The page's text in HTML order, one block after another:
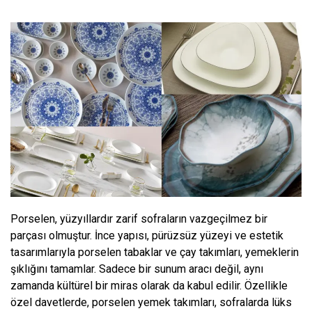
Porselen, yüzyıllardır zarif sofraların vazgeçilmez bir
parçası olmuştur. İnce yapısı, pürüzsüz yüzeyi ve estetik
tasarımlarıyla porselen tabaklar ve çay takımları, yemeklerin
şıklığını tamamlar. Sadece bir sunum aracı değil, aynı
zamanda kültürel bir miras olarak da kabul edilir. Özellikle
özel davetlerde, porselen yemek takımları, sofralarda lüks